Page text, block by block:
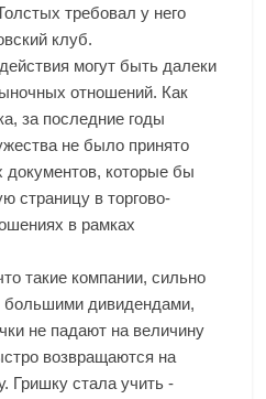
требовал у него
клуб.
могут быть далеки
отношений. Как
за последние годы
не было принято
документов, которые бы
страницу в торгово-
в рамках
такие компании, сильно
большими дивидендами,
не падают на величину
возвращаются на
Гришку стала учить -